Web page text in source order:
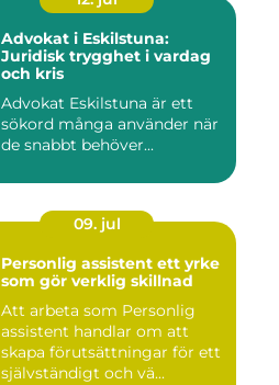
Advokat i Eskilstuna:
Juridisk trygghet i vardag
och kris
Advokat Eskilstuna är ett
sökord många använder när
de snabbt behöver...
09. jul
Personlig assistent ett yrke
som gör verklig skillnad
Att arbeta som Personlig
assistent handlar om att
skapa förutsättningar för ett
självständigt och vä...